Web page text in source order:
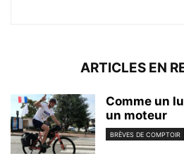
ARTICLES EN
Comme un
un moteur
BRÈVES DE COMPTOIR